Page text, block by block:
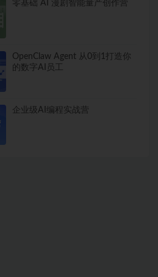
零基础 AI 漫剧智能量产创作营
OpenClaw Agent 从0到1打造你
的数字AI员工
企业级AI编程实战营